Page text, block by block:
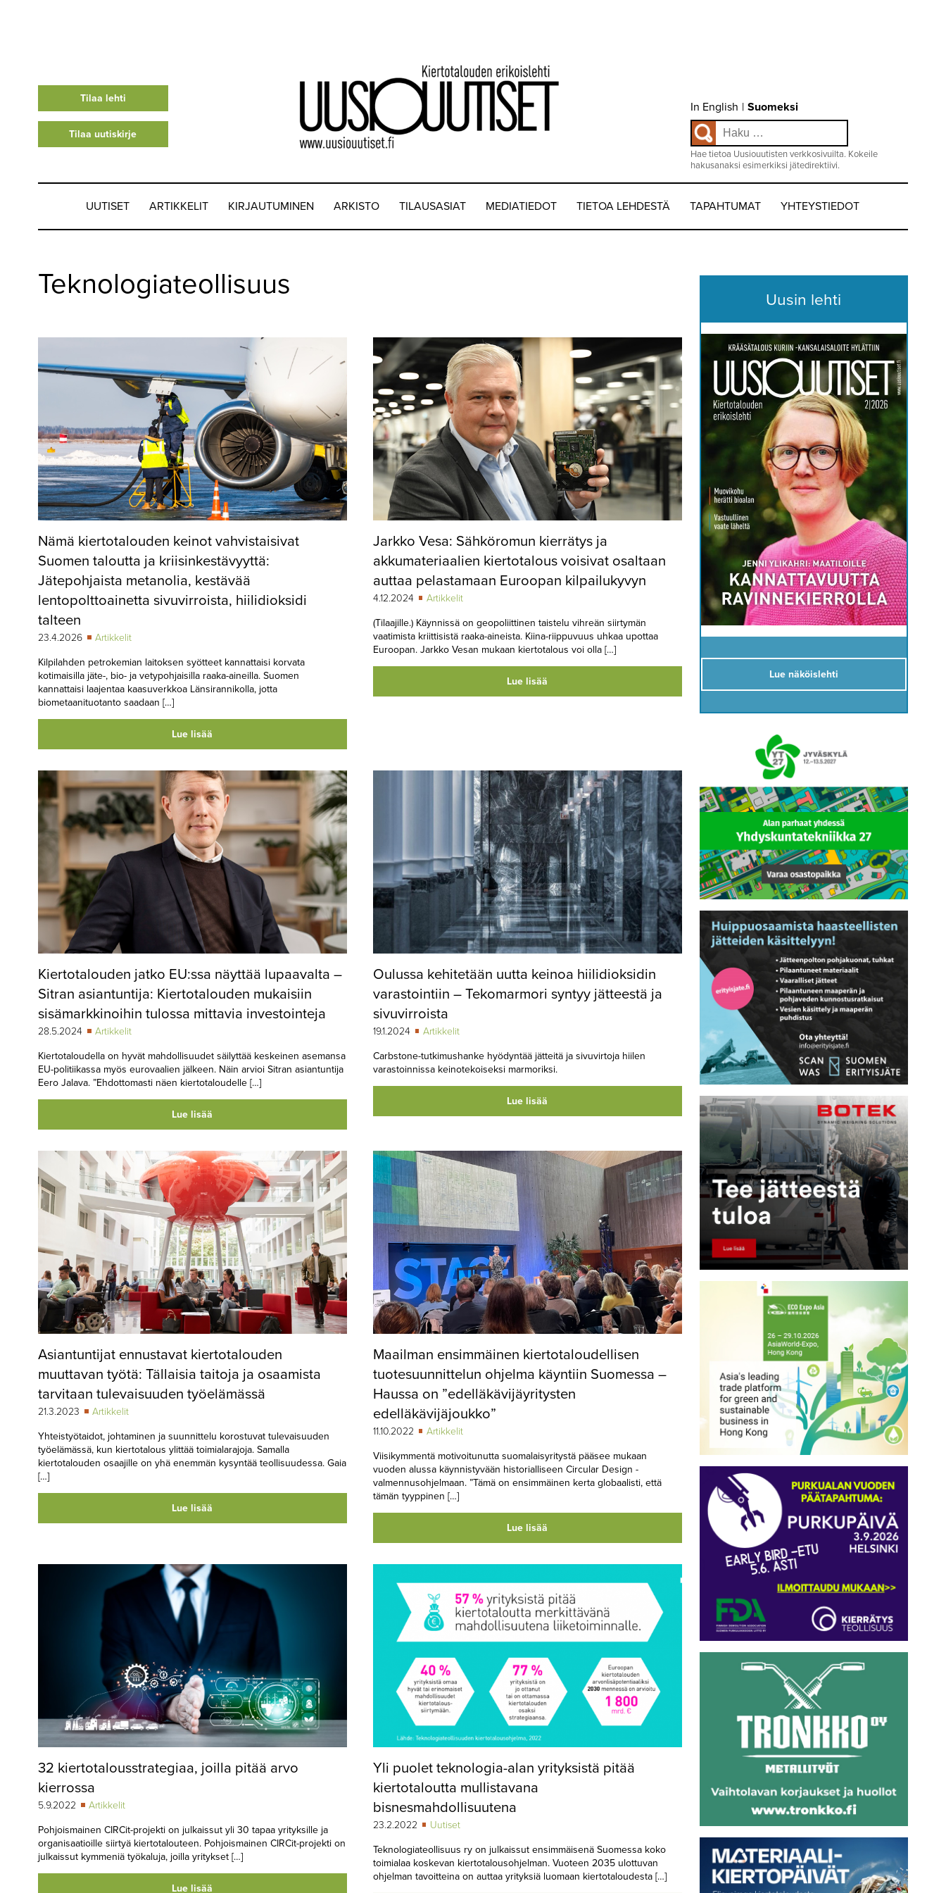
Tilaa lehti
Tilaa uutiskirje
Choose
language
Valitse
kieli:
In English | Suomeksi
Haku:
Hae tietoa Uusiouutisten verkkosivuilta. Kokeile
hakusanaksi esimerkiksi jätedirektiivi.
UUTISET ARTIKKELIT KIRJAUTUMINEN ARKISTO TILAUSASIAT MEDIATIEDOT TIETOA LEHDESTÄ TAPAHTUMAT YHTEYSTIEDOT
ARTIKKELIT
ARKISTO
MEDIATIEDOT
TIETOA
LEHDESTÄ
TAPAHTUMAT
YHTEYSTIEDOT
Teknologiateollisuus
Nämä kiertotalouden keinot vahvistaisivat
Suomen taloutta ja kriisinkestävyyttä:
Jätepohjaista metanolia, kestävää
lentopolttoainetta sivuvirroista, hiilidioksidi
talteen
23.4.2026 Artikkelit
Kilpilahden petrokemian laitoksen syötteet kannattaisi korvata
kotimaisilla jäte-, bio- ja vetypohjaisilla raaka-aineilla. Suomen
kannattaisi laajentaa kaasuverkkoa Länsirannikolla, jotta
biometaanituotanto saadaan […]
Lue lisää
Jarkko Vesa: Sähköromun kierrätys ja
akkumateriaalien kiertotalous voisivat osaltaan
auttaa pelastamaan Euroopan kilpailukyvyn
4.12.2024 Artikkelit
(Tilaajille.) Käynnissä on geopoliittinen taistelu vihreän siirtymän
vaatimista kriittisistä raaka-aineista. Kiina-riippuvuus uhkaa upottaa
Euroopan. Jarkko Vesan mukaan kiertotalous voi olla […]
Lue lisää
Kiertotalouden jatko EU:ssa näyttää lupaavalta –
Sitran asiantuntija: Kiertotalouden mukaisiin
sisämarkkinoihin tulossa mittavia investointeja
28.5.2024 Artikkelit
Kiertotaloudella on hyvät mahdollisuudet säilyttää keskeinen asemansa
EU-politiikassa myös eurovaalien jälkeen. Näin arvioi Sitran asiantuntija
Eero Jalava. ”Ehdottomasti näen kiertotaloudelle […]
Lue lisää
Oulussa kehitetään uutta keinoa hiilidioksidin
varastointiin – Tekomarmori syntyy jätteestä ja
sivuvirroista
19.1.2024 Artikkelit
Carbstone-tutkimushanke hyödyntää jätteitä ja sivuvirtoja hiilen
varastoinnissa keinotekoiseksi marmoriksi.
Lue lisää
Asiantuntijat ennustavat kiertotalouden
muuttavan työtä: Tällaisia taitoja ja osaamista
tarvitaan tulevaisuuden työelämässä
21.3.2023 Artikkelit
Yhteistyötaidot, johtaminen ja suunnittelu korostuvat tulevaisuuden
työelämässä, kun kiertotalous ylittää toimialarajoja. Samalla
kiertotalouden osaajille on yhä enemmän kysyntää teollisuudessa. Gaia
[…]
Lue lisää
Maailman ensimmäinen kiertotaloudellisen
tuotesuunnittelun ohjelma käyntiin Suomessa –
Haussa on ”edelläkävijäyritysten
edelläkävijäjoukko”
11.10.2022 Artikkelit
Viisikymmentä motivoitunutta suomalaisyritystä pääsee mukaan
vuoden alussa käynnistyvään historialliseen Circular Design -
valmennusohjelmaan. ”Tämä on ensimmäinen kerta globaalisti, että
tämän tyyppinen […]
Lue lisää
32 kiertotalousstrategiaa, joilla pitää arvo
kierrossa
5.9.2022 Artikkelit
Pohjoismainen CIRCit-projekti on julkaissut yli 30 tapaa yrityksille ja
organisaatioille siirtyä kiertotalouteen. Pohjoismainen CIRCit-­projekti on
julkaissut kymmeniä työkaluja, joilla yritykset […]
Lue lisää
Yli puolet teknologia-alan yrityksistä pitää
kiertotaloutta mullistavana
bisnesmahdollisuutena
23.2.2022 Uutiset
Teknologiateollisuus ry on julkaissut ensimmäisenä Suomessa koko
toimialaa koskevan kiertotalousohjelman. Vuoteen 2035 ulottuvan
ohjelman tavoitteina on auttaa yrityksiä luomaan kiertotaloudesta […]
Uusin lehti
Lue näköislehti